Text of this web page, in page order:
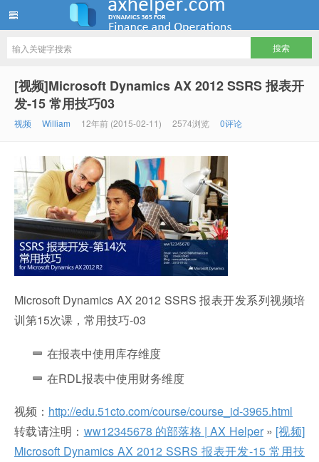
[视频]Microsoft Dynamics AX 2012 SSRS 报表开
发-15 常用技巧03
视频 William 12年前 (2015-02-11) 2574浏览 0评论
Microsoft Dynamics AX 2012 SSRS 报表开发系列视频培
训第15次课，常用技巧-03
在报表中使用库存维度
在RDL报表中使用财务维度
视频： http://edu.51cto.com/course/course_id-3965.html
转载请注明： ww12345678 的部落格 | AX Helper» [视频]
Microsoft Dynamics AX 2012 SSRS 报表开发-15 常用技